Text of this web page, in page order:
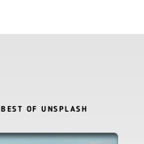
BEST OF UNSPLASH